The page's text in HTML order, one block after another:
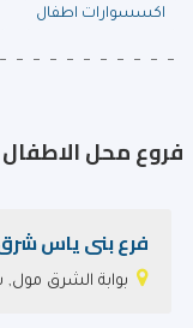
اكسسوارات اطفال
فروع محل الاطفال
فرع بنى ياس
بوابة الشرق مول, شارع 6 ، داخل